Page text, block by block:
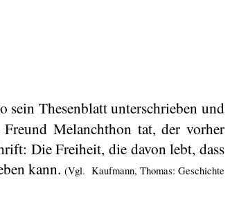
sein Thesenblatt unterschrieben und
Melanchthon tat, der vorher
Die Freiheit, die davon lebt, dass
kann. (Vgl. Kaufmann, Thomas: Geschichte